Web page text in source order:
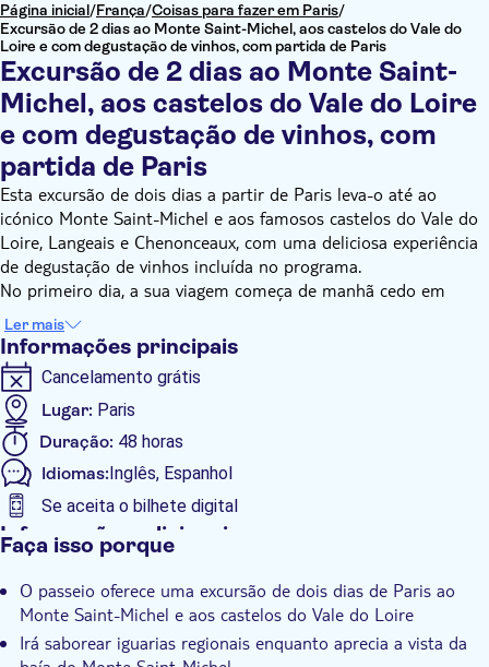
Página inicial/França/Coisas para fazer em Paris/
Excursão de 2 dias ao Monte Saint-Michel, aos castelos do Vale do
Loire e com degustação de vinhos, com partida de Paris
Excursão de 2 dias ao Monte Saint-
Michel, aos castelos do Vale do Loire
e com degustação de vinhos, com
partida de Paris
Esta excursão de dois dias a partir de Paris leva-o até ao
icónico Monte Saint-Michel e aos famosos castelos do Vale do
Loire, Langeais e Chenonceaux, com uma deliciosa experiência
de degustação de vinhos incluída no programa.
No primeiro dia, a sua viagem começa de manhã cedo em
direção ao Monte Saint-Michel. Por volta do meio-dia, irá
saborear uma refeição repleta de iguarias regionais enquanto
aprecia a vista sobre a baía. Em seguida, um guia irá
acompanhá-lo numa visita às ruas medievais do local, às lojas
encantadoras e às imponentes muralhas, antes de subir até à
abadia situada no cume. O bilhete de entrada na abadia está
incluído, permitindo-lhe explorar este monumento icónico ao
seu próprio ritmo. À medida que a tarde vai chegando ao fim,
seguirá para Angers para pernoitar num hotel onde será
servido o jantar.
O segundo dia começa após o pequeno-almoço, quando se
permite-lhe admirar o exterior do Castelo de Angers. A
primeira paragem é no Château de Langeais, onde uma visita
guiada revela a sua torre de menagem medieval e os interiores
Ler mais
Informações principais
Cancelamento grátis
Lugar: Paris
Duração: 48 horas
Idiomas:Inglês, Espanhol
Se aceita o bilhete digital
Informações adicionais
Distribuidor oficial
Tour guiado
Faça isso porque
O passeio oferece uma excursão de dois dias de Paris ao
Monte Saint-Michel e aos castelos do Vale do Loire
Irá saborear iguarias regionais enquanto aprecia a vista da